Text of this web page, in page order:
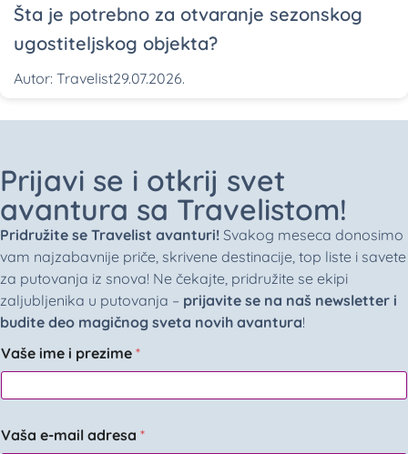
Šta je potrebno za otvaranje sezonskog
ugostiteljskog objekta?
Autor: Travelist29.07.2026.
Prijavi se i otkrij svet
avantura sa Travelistom!
Pridružite se Travelist avanturi! Svakog meseca donosimo
vam najzabavnije priče, skrivene destinacije, top liste i savete
za putovanja iz snova! Ne čekajte, pridružite se ekipi
zaljubljenika u putovanja – prijavite se na naš newsletter i
budite deo magičnog sveta novih avantura!
Vaše ime i prezime *
Vaša e-mail adresa *